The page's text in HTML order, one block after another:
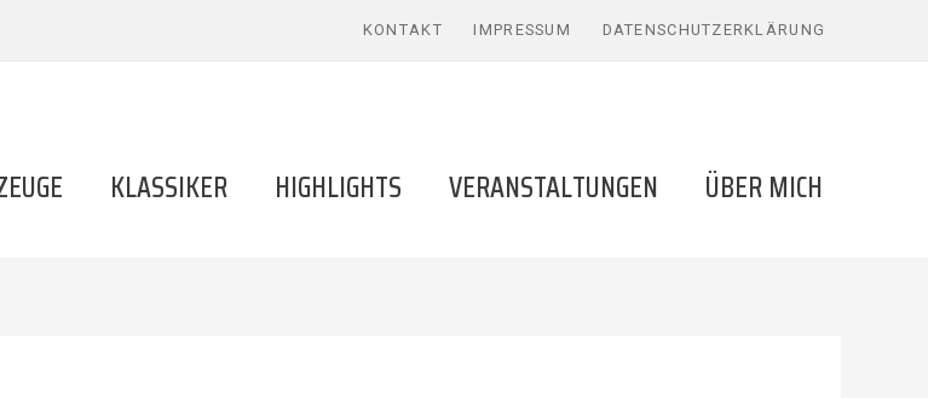
KONTAKT IMPRESSUM DATENSCHUTZERKLÄRUNG
KLASSIKER HIGHLIGHTS VERANSTALTUNGEN ÜBER MICH